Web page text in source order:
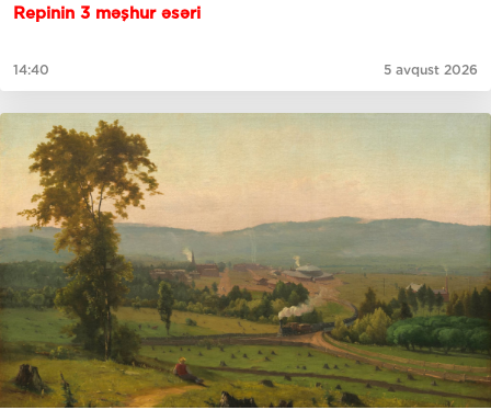
Repinin 3 məşhur əsəri
14:40 5 avqust 2026